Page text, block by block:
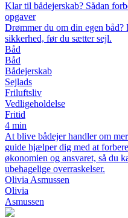
Klar til bådejerskab? Sådan
opgaver
Drømmer du om din egen
sikkerhed, før du sætter sejl.
Båd
Båd
Bådejerskab
Sejlads
Friluftsliv
Vedligeholdelse
Fritid
4 min
At blive bådejer handler om
guide hjælper dig med at
økonomien og ansvaret, så du
ubehagelige overraskelser.
Olivia Asmussen
Olivia
Asmussen